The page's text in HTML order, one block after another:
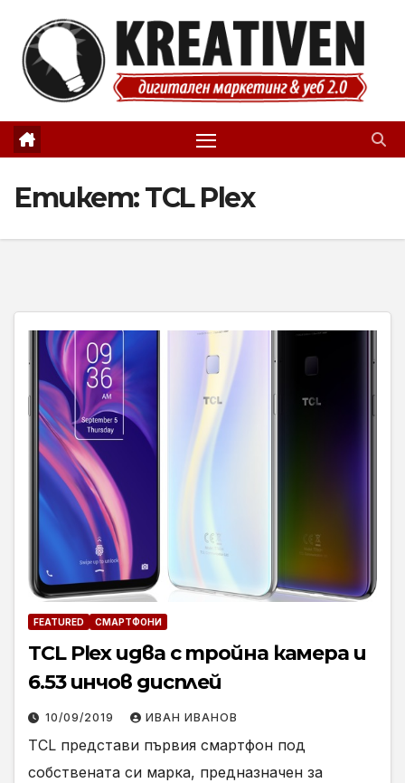
content
Етикет:TCL Plex
FEATURED СМАРТФОНИ
TCL Plex идва с тройна камера и
6.53 инчов дисплей
10/09/2019 ИВАН ИВАНОВ
TCL представи първия смартфон под
собствената си марка, предназначен за